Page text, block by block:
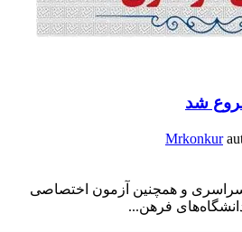
Mrkonkur
سراسری‌ ‌و همچنین آزمون اختصاصی
فرهن...